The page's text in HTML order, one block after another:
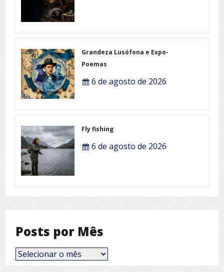
Grandeza Lusófona e Expo-
Poemas
6 de agosto de 2026
Fly fishing
6 de agosto de 2026
Posts por Mês
Posts
por